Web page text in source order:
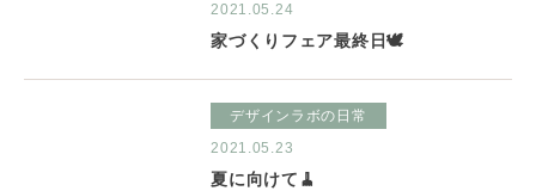
2021.05.24
家づくりフェア最終日🕊
2021.05.23
デザインラボの日常
夏に向けて🧹